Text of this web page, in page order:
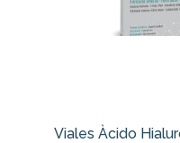
Viales Àcido